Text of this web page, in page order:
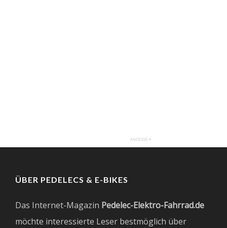
ÜBER PEDELECS & E-BIKES
Das Internet-Magazin Pedelec-Elektro-Fahrrad.de
möchte interessierte Leser bestmöglich über